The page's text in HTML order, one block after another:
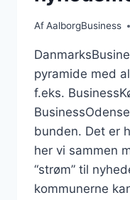
AfAalborgBusiness
pyramide med
f.eks.
bunden. Det er
her vi sammen
“strøm” til
kommunerne